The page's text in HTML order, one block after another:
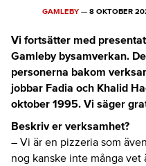
GAMLEBY— 8 OKTOBER
Vi fortsätter med
Gamleby bysamverkan.
personerna bakom
jobbar Fadia och Khalid
oktober 1995. Vi säger
Beskriv er verksamhet?
– Vi är en pizzeria som
nog kanske inte många vet